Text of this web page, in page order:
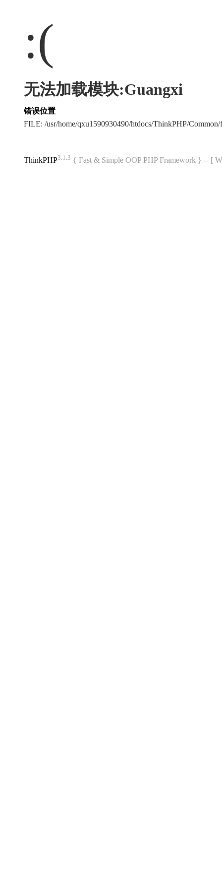
:(
无法加载模块:Guangxi
错误位置
FILE: /usr/home/qxu1590930490/htdocs/ThinkPHP/
ThinkPHP3.1.3 { Fast & Simple OOP PHP Framework } -- [